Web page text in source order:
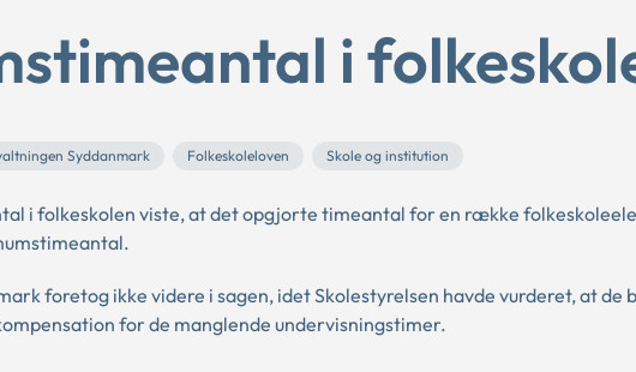
i
Syddanmark Folkeskoleloven Skole og institution
i folkeskolen viste, at det opgjorte timeantal for en række
foretog ikke videre i sagen, idet Skolestyrelsen havde vurderet, at de
for de manglende undervisningstimer.